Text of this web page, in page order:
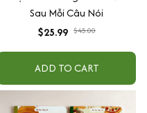
Sau Mỗi Câu Nói
$25.99 $45.00
ADD TO CART